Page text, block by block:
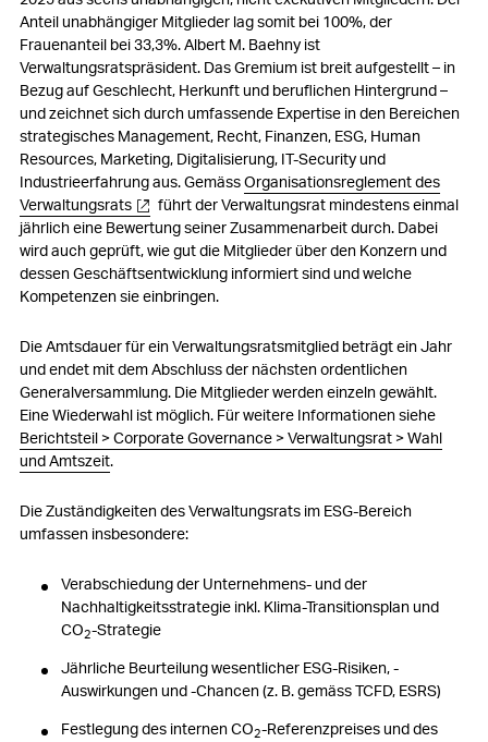
Anteil unabhängiger Mitglieder lag somit bei 100%, der
Frauenanteil bei 33,3%.Albert M. Baehny ist
Verwaltungsratspräsident. Das Gremium ist breit aufgestellt – in
Bezug auf Geschlecht, Herkunft und beruflichen Hintergrund –
und zeichnet sich durch umfassende Expertise in den Bereichen
strategisches Management, Recht, Finanzen, ESG, Human
Resources, Marketing, Digitalisierung, IT-Security und
Industrieerfahrung aus. GemässOrganisationsreglement des
Verwaltungsrats
führt der Verwaltungsrat mindestens einmal
jährlich eine Bewertung seiner Zusammenarbeit durch. Dabei
wird auch geprüft, wie gut die Mitglieder über den Konzern und
dessen Geschäftsentwicklung informiert sind und welche
Kompetenzen sie einbringen.
Die Amtsdauer für ein Verwaltungsratsmitglied beträgt ein Jahr
und endet mit dem Abschluss der nächsten ordentlichen
Generalversammlung. Die Mitglieder werden einzeln gewählt.
Eine Wiederwahl ist möglich. Für weitere Informationen siehe
Berichtsteil > Corporate Governance > Verwaltungsrat > Wahl
und Amtszeit.
Die Zuständigkeiten des Verwaltungsrats im ESG-Bereich
umfassen insbesondere:
Verabschiedung der Unternehmens- und der
Nachhaltigkeitsstrategie inkl. Klima-Transitionsplan und
CO2-Strategie
Jährliche Beurteilung wesentlicher ESG-Risiken, -
Auswirkungen und ‑Chancen (z. B. gemäss TCFD, ESRS)
Festlegung des internen CO2-Referenzpreises und des